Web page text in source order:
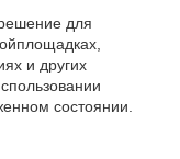
для
и других
состоянии.